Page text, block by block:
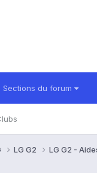
Sections du forum
LG G2 LG G2 -